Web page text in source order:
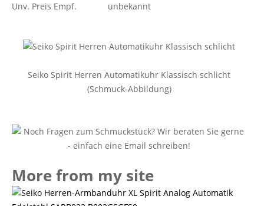
Unv. Preis Empf.
unbekannt
Seiko Spirit Herren Automatikuhr Klassisch schlicht
(Schmuck-Abbildung)
More from my site